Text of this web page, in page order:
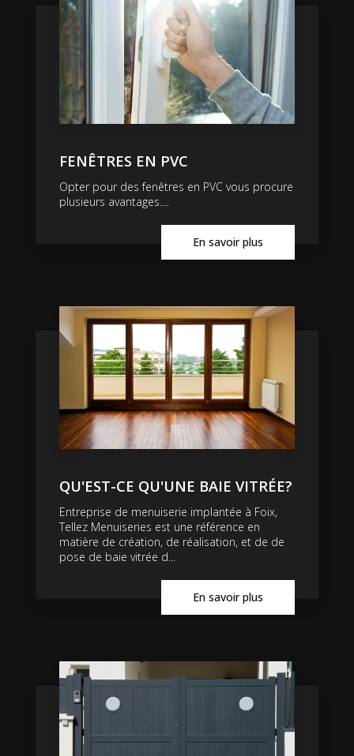
FENÊTRES EN PVC
Opter pour des fenêtres en PVC vous procure
plusieurs avantages....
En savoir plus
QU'EST-CE QU'UNE BAIE VITRÉE?
Entreprise de menuiserie implantée à Foix,
Tellez Menuiseries est une référence en
matière de création, de réalisation, et de de
pose de baie vitrée d...
En savoir plus